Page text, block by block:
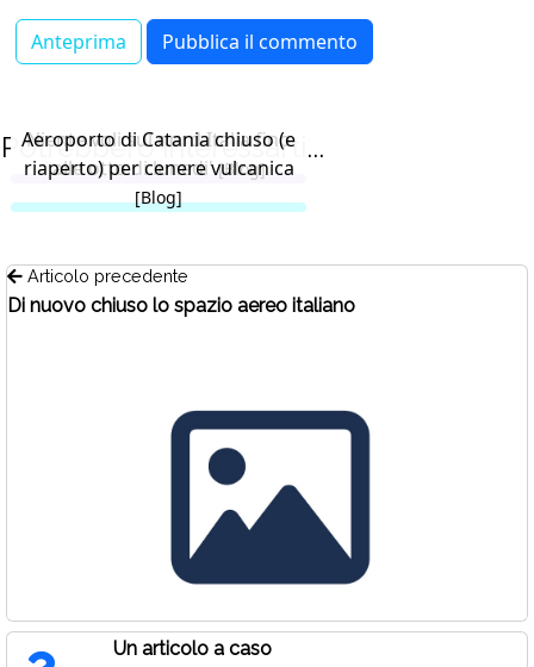
Potrebbero interessarti...
Niente voli sul nord Italia fino
alle otto di lunedi'[Blog]
Aeroporto di Catania chiuso (e
riaperto) per cenere vulcanica
[Blog]
Articolo precedente
Di nuovo chiuso lo spazio aereo italiano
Un articolo a caso